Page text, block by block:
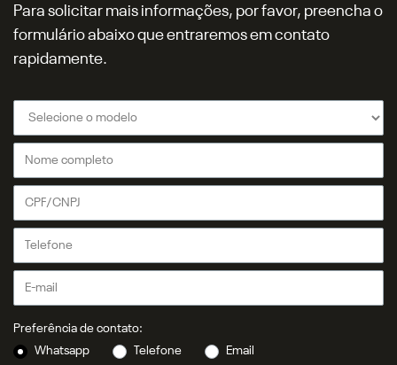
Para solicitar mais informações, por favor, preencha o
formulário abaixo que entraremos em contato
rapidamente.
Preferência de contato:
Whatsapp
Telefone Email